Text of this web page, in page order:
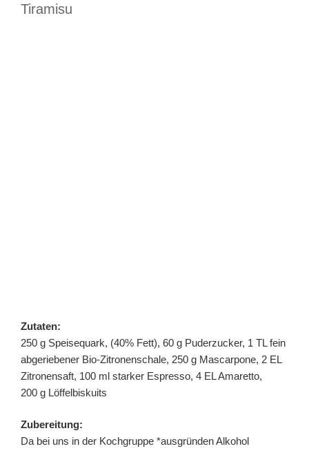
Tiramisu
Zutaten:
250 g Speisequark, (40% Fett), 60 g Puderzucker, 1 TL fein
abgeriebener Bio-Zitronenschale, 250 g Mascarpone, 2 EL
Zitronensaft, 100 ml starker Espresso, 4 EL Amaretto,
200 g Löffelbiskuits
Zubereitung:
Da bei uns in der Kochgruppe *ausgründen Alkohol